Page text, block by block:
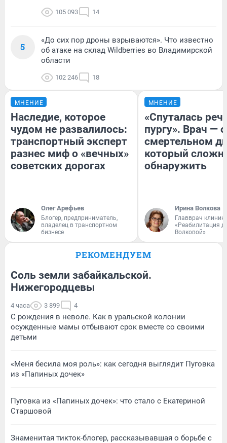
105 093 14
5
«До сих пор дроны взрываются». Что известно
об атаке на склад Wildberries во Владимирской
области
102 246 18
МНЕНИЕ
Наследие, которое
чудом не развалилось:
транспортный эксперт
разнес миф о «вечных»
советских дорогах
Олег Арефьев
Блогер, предприниматель,
владелец в транспортном
бизнесе
МНЕНИЕ
«Спуталась
пургу». Врач — о
смертельном
который
обнаружить
Ирина Волкова
Главврач
«Реабилитация
Волковой»
РЕКОМЕНДУЕМ
Соль земли забайкальской.
Нижегородцевы
4 часа 3 899 4
С рождения в неволе. Как в уральской колонии
осужденные мамы отбывают срок вместе со своими
детьми
«Меня бесила моя роль»: как сегодня выглядит Пуговка
из «Папиных дочек»
Пуговка из «Папиных дочек»: что стало с Екатериной
Старшовой
Знаменитая тикток-блогер, рассказывавшая о борьбе с